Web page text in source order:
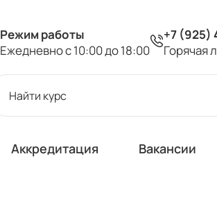
Режим работы
Ежедневно с 10:00 до 18:00
+7 (925)
Горячая
Аккредитация Вакансии